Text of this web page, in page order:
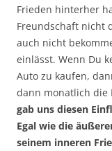
Frieden hinterher
Freundschaft nicht
auch nicht
einlässt. Wenn Du
Auto zu kaufen,
dann monatlich die
gab uns diesen
Egal wie die
seinem inneren